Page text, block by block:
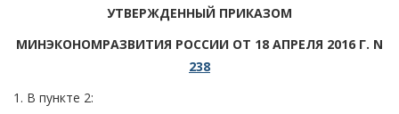
УТВЕРЖДЕННЫЙ ПРИКАЗОМ
МИНЭКОНОМРАЗВИТИЯ РОССИИ ОТ 18 АПРЕЛЯ 2016 Г. N
238
1. В пункте 2: